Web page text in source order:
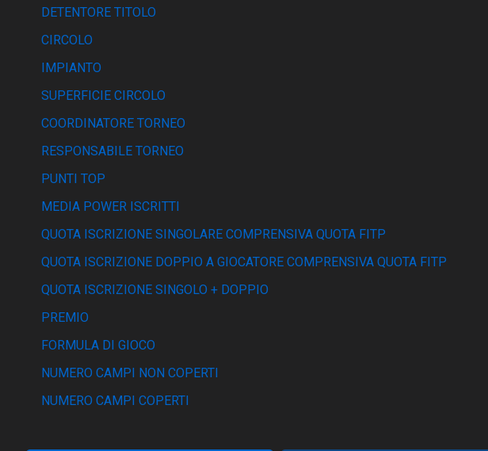
DETENTORE TITOLO
CIRCOLO
IMPIANTO
SUPERFICIE CIRCOLO
COORDINATORE TORNEO
RESPONSABILE TORNEO
PUNTI TOP
MEDIA POWER ISCRITTI
QUOTA ISCRIZIONE SINGOLARE COMPRENSIVA QUOTA FITP
QUOTA ISCRIZIONE DOPPIO A GIOCATORE COMPRENSIVA QUOTA FITP
QUOTA ISCRIZIONE SINGOLO + DOPPIO
PREMIO
FORMULA DI GIOCO
NUMERO CAMPI NON COPERTI
NUMERO CAMPI COPERTI